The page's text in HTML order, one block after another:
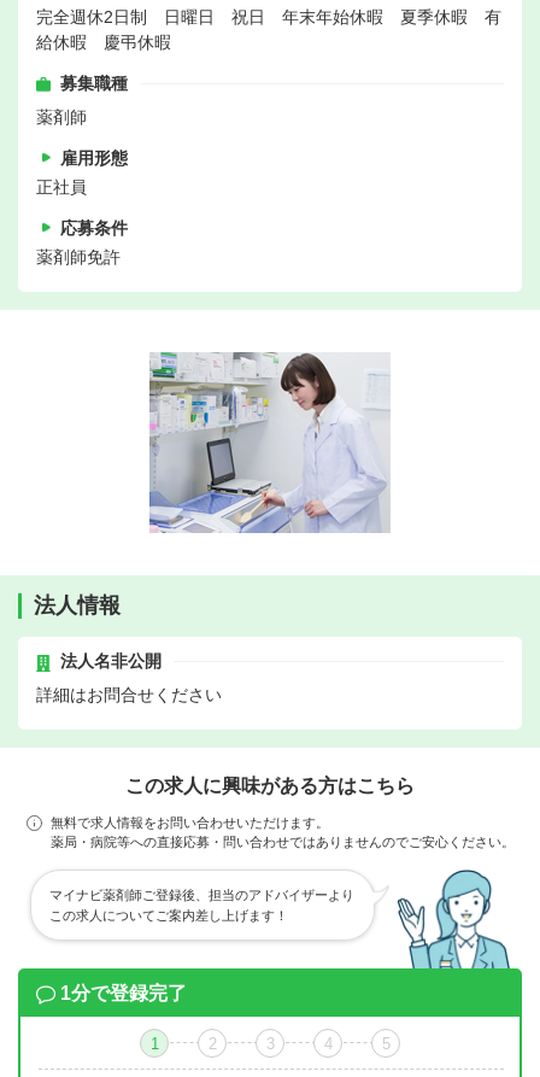
完全週休2日制 日曜日 祝日 年末年始休暇 夏季休暇 有
給休暇 慶弔休暇
募集職種
薬剤師
雇用形態
正社員
応募条件
薬剤師免許
法人情報
法人名非公開
詳細はお問合せください
この求人に興味がある方はこちら
無料で求人情報をお問い合わせいただけます。
薬局・病院等への直接応募・問い合わせではありませんのでご安心ください。
マイナビ薬剤師ご登録後、担当のアドバイザーより
この求人についてご案内差し上げます！
1分で登録完了
1 2 3 4 5